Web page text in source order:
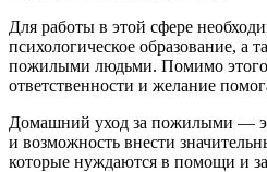
Для работы в этой сфере
психологическое образование, а
пожилыми людьми. Помимо
ответственности и желание
Домашний уход за пожилыми —
и возможность внести
которые нуждаются в помощи и